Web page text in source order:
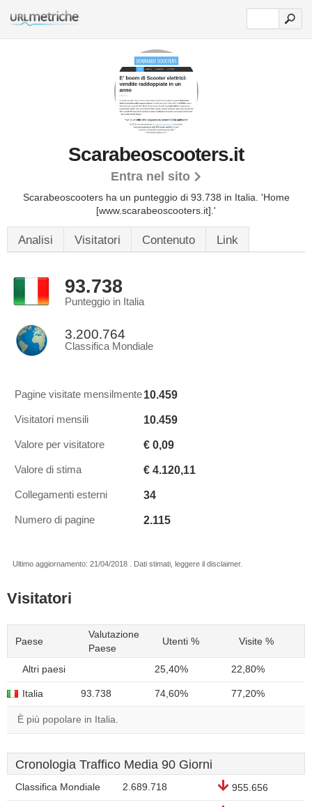
Scarabeoscooters.it
Entra nel sito
Scarabeoscooters ha un punteggio di 93.738 in Italia. 'Home
[www.scarabeoscooters.it].'
Analisi Visitatori Contenuto Link
93.738
Punteggio in Italia
3.200.764
Classifica Mondiale
Pagine visitate mensilmente10.459
Visitatori mensili 10.459
Valore per visitatore € 0,09
Valore di stima € 4.120,11
Collegamenti esterni 34
Numero di pagine 2.115
Ultimo aggiornamento: 21/04/2018 . Dati stimati, leggere il disclaimer.
Visitatori
Paese
Valutazione
Paese
Utenti % Visite %
Altri paesi 25,40% 22,80%
Italia 93.738 74,60% 77,20%
È più popolare in Italia.
Cronologia Traffico Media 90 Giorni
Classifica Mondiale 2.689.718 955.656